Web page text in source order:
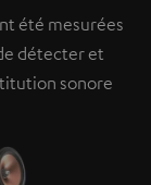
été mesurées
détecter et
sonore